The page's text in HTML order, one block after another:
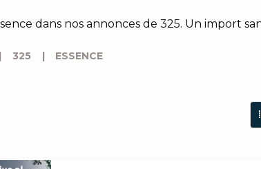
dans nos annonces de 325. Un import
| 325 | ESSENCE